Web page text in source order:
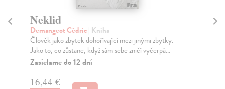
Neklid
Demangeot Cédric| Kniha
Člověk jako zbytek dohořívající mezi jinými zbytky.
Jako to, co zůstane, když sám sebe zničí vyčerpá...
Zasielame do 12 dní
16,44 €